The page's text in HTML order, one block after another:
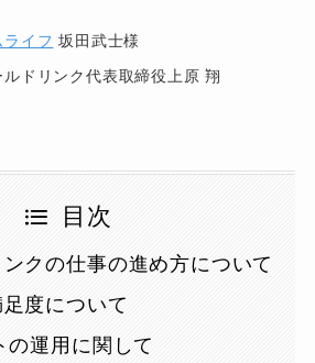
イフ 坂田武士様
ドリンク代表取締役上原 翔
目次
クの仕事の進め方について
度について
の運用に関して